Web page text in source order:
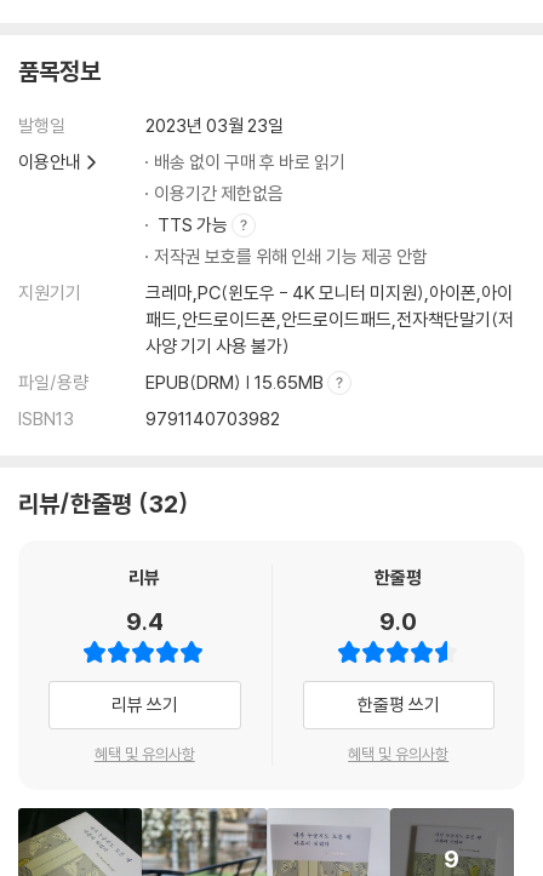
품목정보
발행일
2023년 03월 23일
이용안내
배송 없이 구매 후 바로 읽기
이용기간 제한없음
TTS 가능
저작권 보호를 위해 인쇄 기능 제공 안함
지원기기
크레마,PC(윈도우 - 4K 모니터 미지원),아이폰,아이
패드,안드로이드폰,안드로이드패드,전자책단말기(저
사양 기기 사용 불가)
파일/용량
EPUB(DRM) | 15.65MB
ISBN13
9791140703982
리뷰/한줄평 32
리뷰
9.4
리뷰 쓰기
혜택 및 유의사항
한줄평
9.0
한줄평 쓰기
혜택 및 유의사항
9